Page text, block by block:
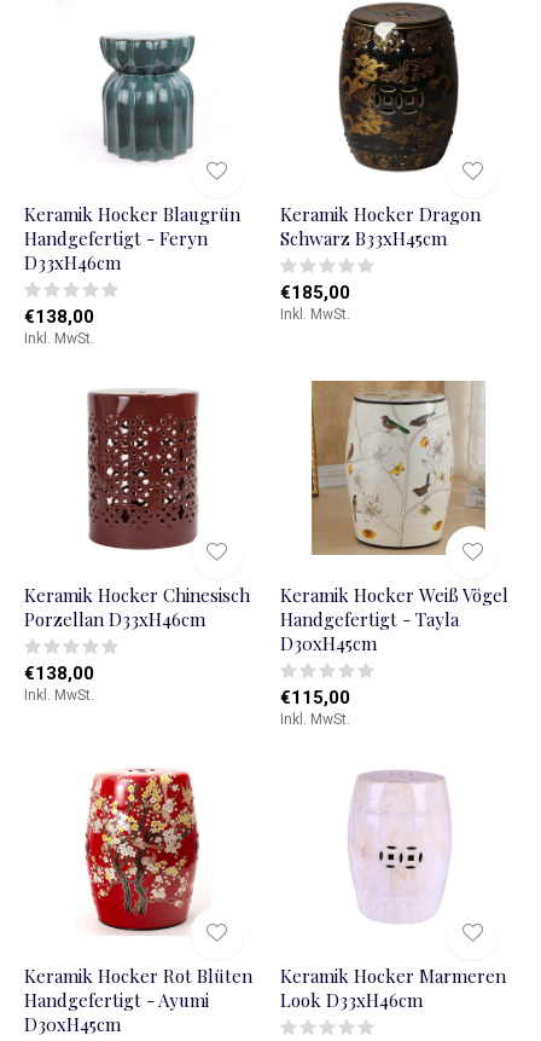
Keramik Hocker Blaugrün
Handgefertigt - Feryn
D33xH46cm
€138,00
Inkl. MwSt.
Keramik Hocker Dragon
Schwarz B33xH45cm
€185,00
Inkl. MwSt.
Keramik Hocker Chinesisch
Porzellan D33xH46cm
€138,00
Inkl. MwSt.
Keramik Hocker Weiß Vögel
Handgefertigt - Tayla
D30xH45cm
€115,00
Inkl. MwSt.
Keramik Hocker Rot Blüten
Handgefertigt - Ayumi
D30xH45cm
Keramik Hocker Marmeren
Look D33xH46cm